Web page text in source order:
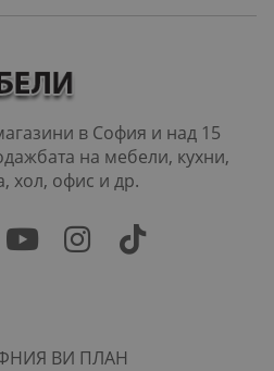
в София и над 15
хол, офис и др.
ВИ ПЛАН